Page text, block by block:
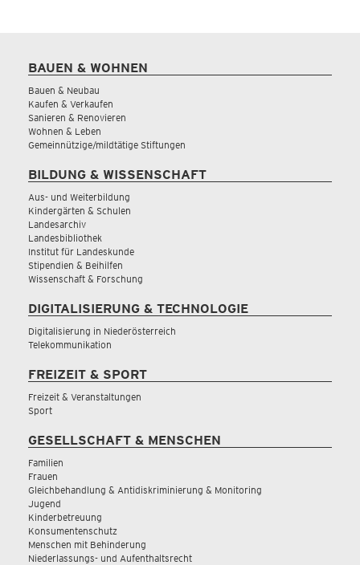
BAUEN & WOHNEN
Bauen & Neubau
Kaufen & Verkaufen
Sanieren & Renovieren
Wohnen & Leben
Gemeinnützige/mildtätige Stiftungen
BILDUNG & WISSENSCHAFT
Aus- und Weiterbildung
Kindergärten & Schulen
Landesarchiv
Landesbibliothek
Institut für Landeskunde
Stipendien & Beihilfen
Wissenschaft & Forschung
DIGITALISIERUNG & TECHNOLOGIE
Digitalisierung in Niederösterreich
Telekommunikation
FREIZEIT & SPORT
Freizeit & Veranstaltungen
Sport
GESELLSCHAFT & MENSCHEN
Familien
Frauen
Gleichbehandlung & Antidiskriminierung & Monitoring
Jugend
Kinderbetreuung
Konsumentenschutz
Menschen mit Behinderung
Niederlassungs- und Aufenthaltsrecht